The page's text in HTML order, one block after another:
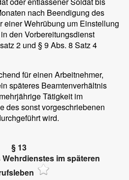
nach Beendigung des
einer Wehrübung um Einstellung
den Vorbereitungsdienst
2 und § 9 Abs. 8 Satz 4
für einen Arbeitnehmer,
späteres Beamtenverhältnis
Tätigkeit im
des sonst vorgeschriebenen
wird.
§ 13
im späteren